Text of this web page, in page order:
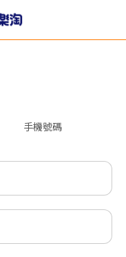
手機號碼